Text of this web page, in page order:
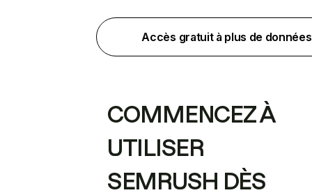
Accès gratuit à plus de données
COMMENCEZ À
UTILISER
SEMRUSH DÈS